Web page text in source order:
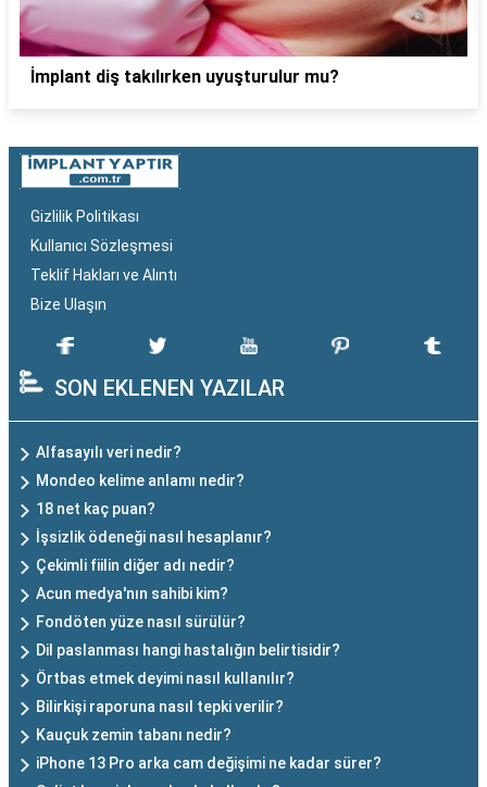
İmplant diş takılırken uyuşturulur mu?
Gizlilik Politikası
Kullanıcı Sözleşmesi
Teklif Hakları ve Alıntı
Bize Ulaşın
SON EKLENEN YAZILAR
Alfasayılı veri nedir?
Mondeo kelime anlamı nedir?
18 net kaç puan?
İşsizlik ödeneği nasıl hesaplanır?
Çekimli fiilin diğer adı nedir?
Acun medya'nın sahibi kim?
Fondöten yüze nasıl sürülür?
Dil paslanması hangi hastalığın belirtisidir?
Örtbas etmek deyimi nasıl kullanılır?
Bilirkişi raporuna nasıl tepki verilir?
Kauçuk zemin tabanı nedir?
iPhone 13 Pro arka cam değişimi ne kadar sürer?